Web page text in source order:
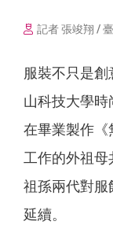
記者 張竣翔 /
服裝不只是
山科技大學時
在畢業製作《
工作的外祖
祖孫兩代對服
延續。